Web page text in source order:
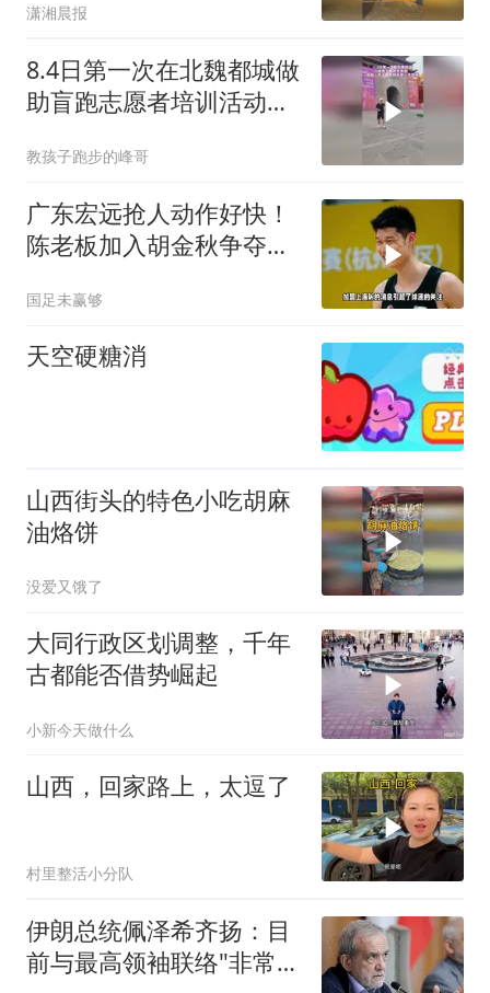
拉警戒线
潇湘晨报
8.4日第一次在北魏都城做
助盲跑志愿者培训活动，
心志愿者
教孩子跑步的峰哥
广东宏远抢人动作好快！
陈老板加入胡金秋争夺
国足未赢够
天空硬糖消
山西街头的特色小吃胡麻
油烙饼
没爱又饿了
大同行政区划调整，千年
古都能否借势崛起
小新今天做什么
山西，回家路上，太逗了
村里整活小分队
伊朗总统佩泽希齐扬：目
前与最高领袖联络"非常困